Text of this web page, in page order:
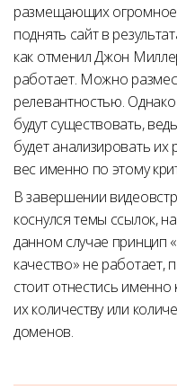
размещающих огромное
поднять сайт в
как отменил Джон
работает. Можно
релевантностью.
будут существовать,
будет анализировать их
вес именно по этому
В завершении
коснулся темы ссылок,
данном случае принцип
качество» не
стоит отнестись именно
их количеству или
доменов.